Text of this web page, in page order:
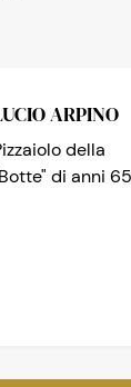
ARPINO
della
di anni 65